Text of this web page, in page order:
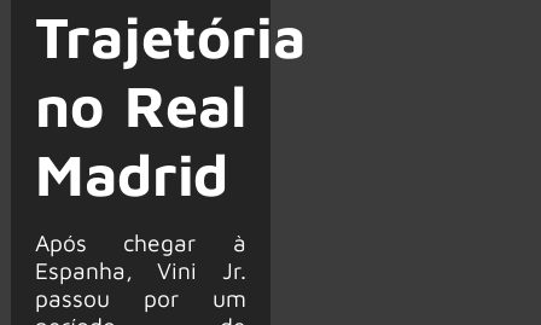
Trajetória
no Real
Madrid
Após chegar à
Espanha, Vini Jr.
passou por um